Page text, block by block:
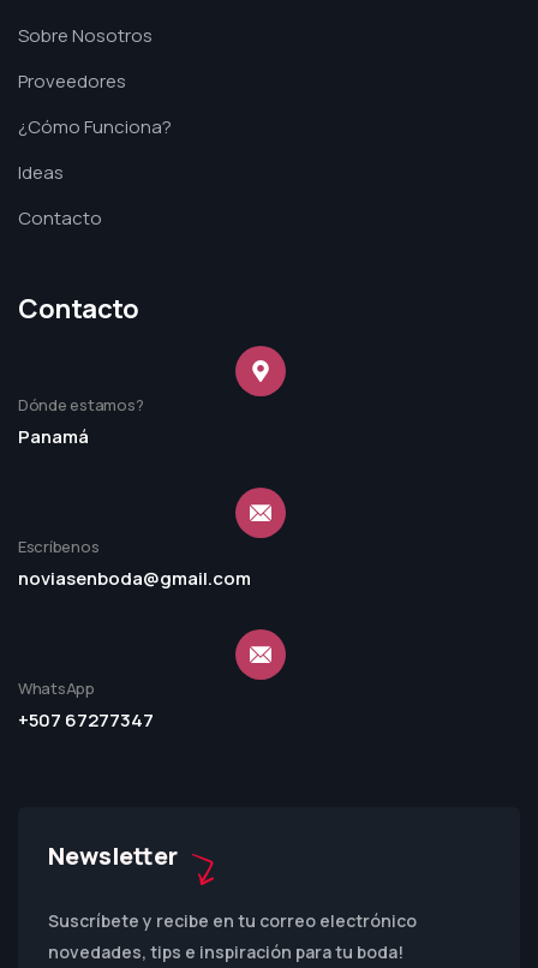
Sobre Nosotros
Proveedores
¿Cómo Funciona?
Ideas
Contacto
Contacto
Dónde estamos?
Panamá
Escríbenos
noviasenboda@gmail.com
WhatsApp
+507 67277347
Newsletter
Suscríbete y recibe en tu correo electrónico
novedades, tips e inspiración para tu boda!